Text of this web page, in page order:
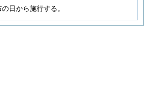
日から施行する。